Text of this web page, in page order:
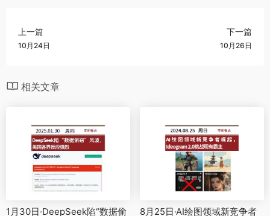
上一篇
10月24日
下一篇
10月26日
相关文章
1月30日·DeepSeek陷“数据偷
8月25日·AI绘图领域新竞争者